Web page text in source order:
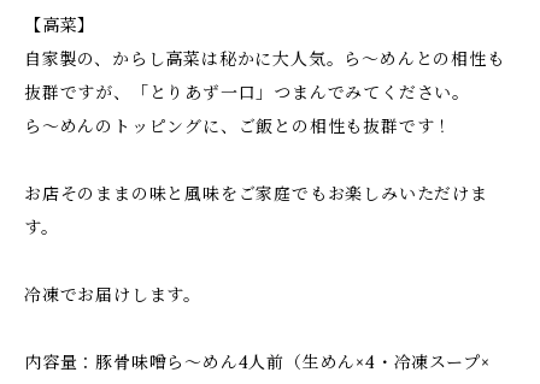
【高菜】
自家製の、からし高菜は秘かに大人気。ら～めんとの相性も
抜群ですが、「とりあず一口」つまんでみてください。
ら～めんのトッピングに、ご飯との相性も抜群です！
お店そのままの味と風味をご家庭でもお楽しみいただけま
す。
冷凍でお届けします。
内容量：豚骨味噌ら～めん4人前（生めん×4・冷凍スープ×